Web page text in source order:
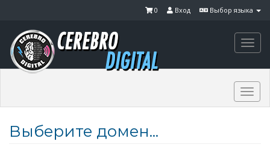
Выбор языка
Вход
0
Выберите домен...